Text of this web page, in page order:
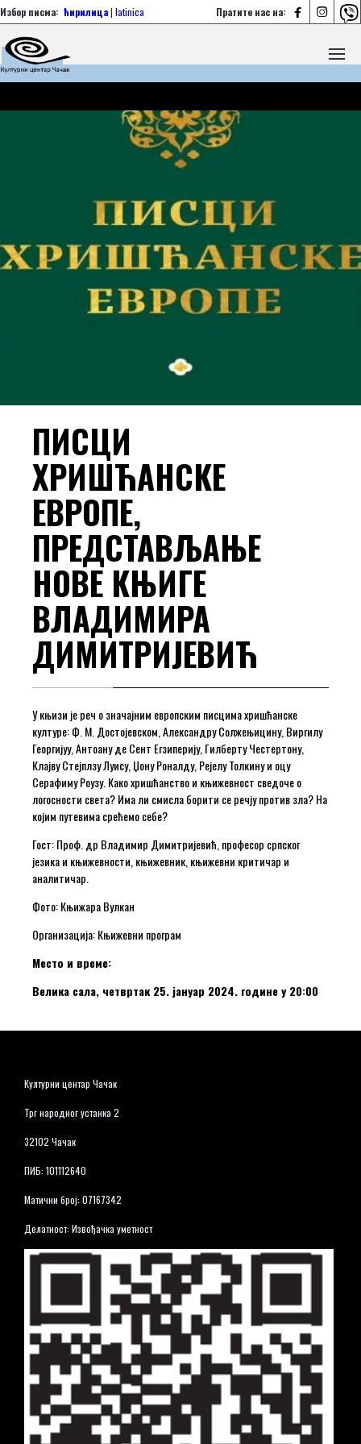
Пратите нас на:   
Избор писма: ћирилица| latinica
ПИСЦИ
ХРИШЋАНСКЕ
ЕВРОПЕ,
ПРЕДСТАВЉАЊЕ
НОВЕ КЊИГЕ
ВЛАДИМИРА
ДИМИТРИЈЕВИЋ
У књизи је реч о значајним европским писцима хришћанске
културе: Ф. М. Достојевском, Александру Солжењицину, Виргилу
Георгијуу, Антоану де Сент Егзиперију, Гилберту Честертону,
Клајву Стејплзу Луису, Џону Роналду, Рејелу Толкину и оцу
Серафиму Роузу. Како хришћанство и књижевност сведоче о
логосности света? Има ли смисла борити се речју против зла? На
којим путевима срећемо себе?
Гост: Проф. др Владимир Димитријевић, професор српског
језика и књижевности, књижевник, књижевни критичар и
аналитичар.
Фото: Књижара Вулкан
Организација: Књижевни програм
Место и време:
Велика сала, четвртак 25. јануар 2024. године у 20:00
Културни центар Чачак
Трг народног устанка 2
32102 Чачак
ПИБ: 101112640
Матични број: 07167342
Делатност: Извођачка уметност